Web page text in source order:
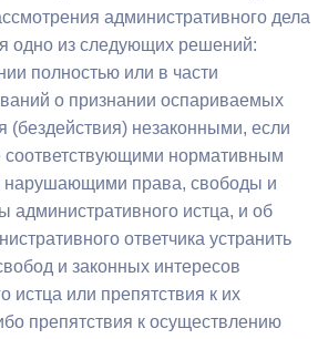
административного дела
одно из следующих решений:
полностью или в части
о признании оспариваемых
(бездействия) незаконными, если
соответствующими нормативным
нарушающими права, свободы и
административного истца, и об
ответчика устранить
и законных интересов
истца или препятствия к их
препятствия к осуществлению